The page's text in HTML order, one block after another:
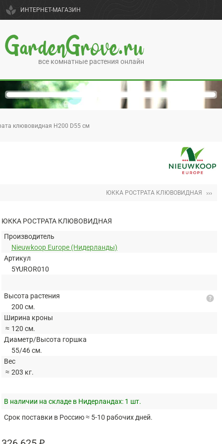
spa ИНТЕРНЕТ-МАГАЗИН
GardenGrove.ru
все комнатные растения онлайн
клювовидная H200 D55 см
ЮККА РОСТРАТА КЛЮВОВИДНАЯ ›››
ЮККА РОСТРАТА КЛЮВОВИДНАЯ
Производитель
Nieuwkoop Europe (Нидерланды)
Артикул
5YUROR010
Высота растения
200 см.
Ширина кроны
≈ 120 см.
Диаметр/Высота горшка
55/46 см.
Вес
≈ 203 кг.
help
В наличии на складе в Нидерландах: 1 шт.
Срок поставки в Россию ≈ 5-10 рабочих дней.